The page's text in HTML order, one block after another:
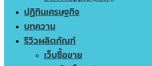
ปฏิทินเศรษฐกิจ
บทความ
รีวิวผลิตภัณฑ์
เว็บซื้อขาย